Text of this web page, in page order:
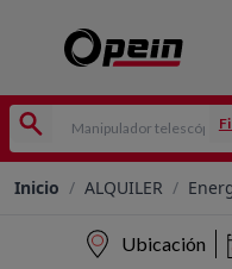
Inicio / ALQUILER /
Ubicación